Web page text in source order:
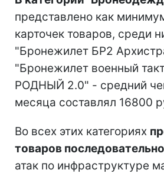
представлено как
карточек товаров, среди
"Бронежилет БР2
"Бронежилет военный
РОДНЫЙ 2.0" - средний
месяца составлял 16800
Во всех этих категориях
товаров
атак по инфраструктуре